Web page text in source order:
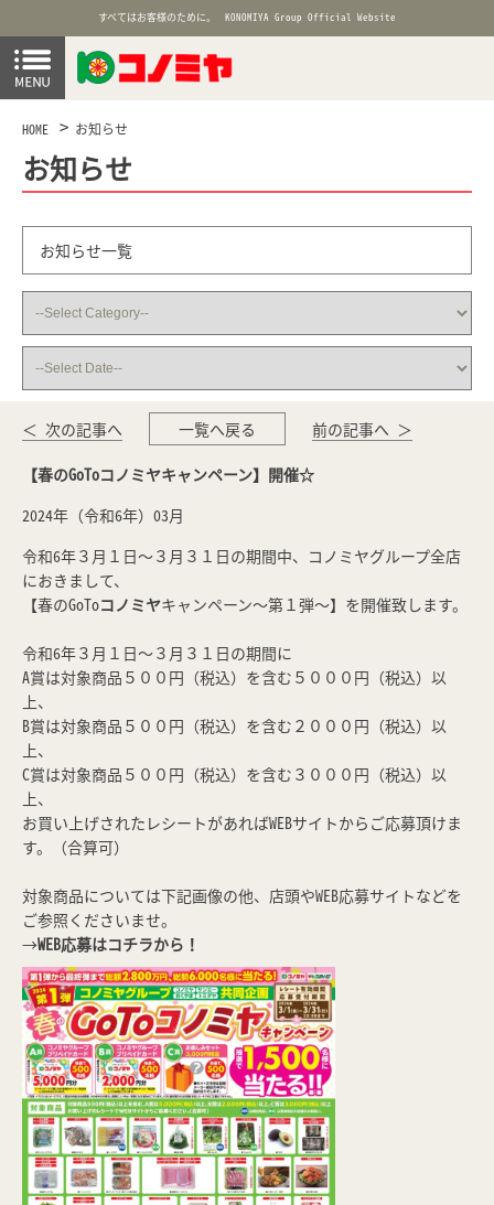
すべてはお客様のために。 KONOMIYA Group Official Website
HOME お知らせ
お知らせ
お知らせ一覧
＜ 次の記事へ 一覧へ戻る 前の記事へ ＞
【春のGoToコノミヤキャンペーン】開催☆
2024年（令和6年）03月
令和6年３月１日～３月３１日の期間中、コノミヤグループ全店
におきまして、
【春のGoToコノミヤキャンペーン～第１弾～】を開催致します。
令和6年３月１日～３月３１日の期間に
A賞は対象商品５００円（税込）を含む５０００円（税込）以
上、
B賞は対象商品５００円（税込）を含む２０００円（税込）以
上、
C賞は対象商品５００円（税込）を含む３０００円（税込）以
上、
お買い上げされたレシートがあればWEBサイトからご応募頂けま
す。（合算可）
対象商品については下記画像の他、店頭やWEB応募サイトなどを
ご参照くださいませ。
→WEB応募はコチラから！